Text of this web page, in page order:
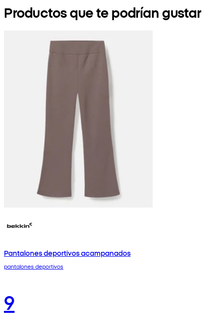
Productos que te podrían gustar
Pantalones deportivos acampanados
pantalones deportivos
9